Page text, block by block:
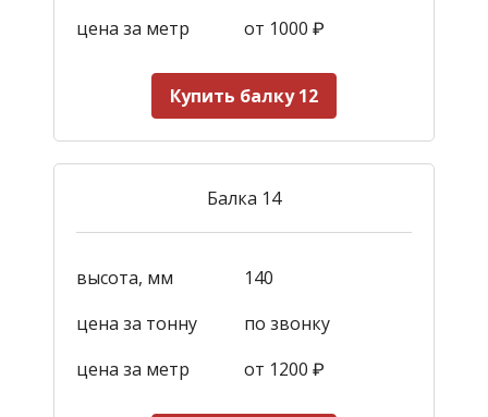
цена за метр
от 1000 ₽
Купить балку 12
Балка 14
высота, мм
140
цена за тонну
по звонку
цена за метр
от 1200 ₽